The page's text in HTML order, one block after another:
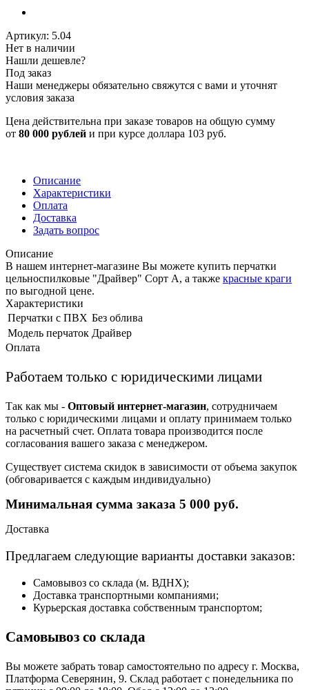
Артикул: 5.04
Нет в наличии
Нашли дешевле?
Под заказ
Наши менеджеры обязательно свяжутся с вами и уточнят
условия заказа
Цена действительна при заказе товаров на общую сумму
от 80 000 рублей и при курсе доллара 103 руб.
Описание
Характеристики
Оплата
Доставка
Задать вопрос
Описание
В нашем интернет-магазине Вы можете купить перчатки
цельноспилковые "Драйвер" Сорт А, а также красные краги
по выгодной цене.
Характеристики
Перчатки с ПВХ Без облива
Модель перчаток Драйвер
Оплата
Работаем только с юридическими лицами
Так как мы - Оптовый интернет-магазин, сотрудничаем
только с юридическими лицами и оплату принимаем только
на расчетный счет. Оплата товара производится после
согласования вашего заказа с менеджером.
Существует система скидок в зависимости от объема закупок
(обговаривается с каждым индивидуально)
Минимальная сумма заказа 5 000 руб.
Доставка
Предлагаем следующие варианты доставки заказов:
Самовывоз со склада (м. ВДНХ);
Доставка транспортными компаниями;
Курьерская доставка собственным транспортом;
Самовывоз со склада
Вы можете забрать товар самостоятельно по адресу г. Москва,
Платформа Северянин, 9. Склад работает с понедельника по